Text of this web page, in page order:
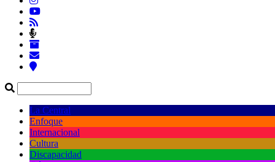
La Central
Enfoque
Internacional
Cultura
Discapacidad